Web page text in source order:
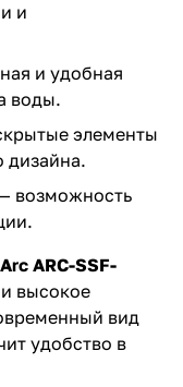
и
и удобная
воды.
элементы
дизайна.
возможность
ARC-SSF-
высокое
вид
удобство в